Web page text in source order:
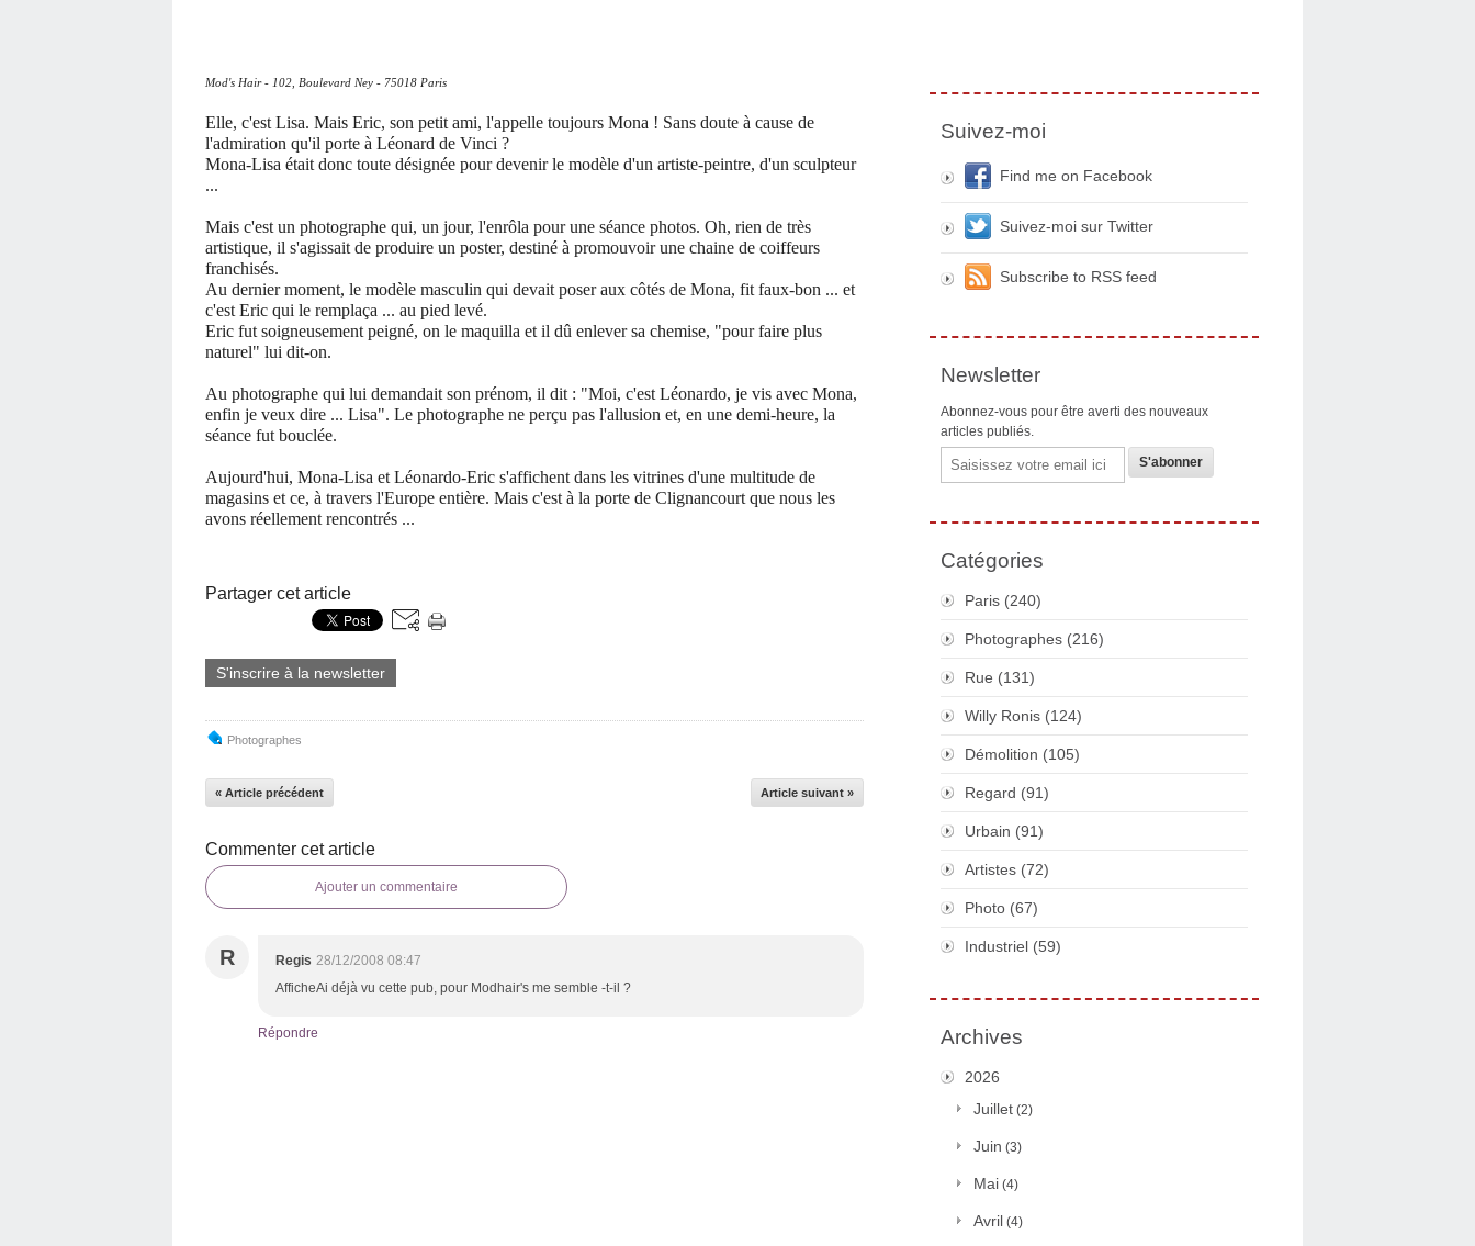
Mod's Hair - 102, Boulevard Ney - 75018 Paris
Elle, c'est Lisa. Mais Eric, son petit ami, l'appelle toujours Mona ! Sans doute à cause de
l'admiration qu'il porte à Léonard de Vinci ?
Mona-Lisa était donc toute désignée pour devenir le modèle d'un artiste-peintre, d'un sculpteur
...
Mais c'est un photographe qui, un jour, l'enrôla pour une séance photos. Oh, rien de très
artistique, il s'agissait de produire un poster, destiné à promouvoir une chaine de coiffeurs
franchisés.
Au dernier moment, le modèle masculin qui devait poser aux côtés de Mona, fit faux-bon ... et
c'est Eric qui le remplaça ... au pied levé.
Eric fut soigneusement peigné, on le maquilla et il dû enlever sa chemise, "pour faire plus
naturel" lui dit-on.
Au photographe qui lui demandait son prénom, il dit : "Moi, c'est Léonardo, je vis avec Mona,
enfin je veux dire ... Lisa". Le photographe ne perçu pas l'allusion et, en une demi-heure, la
séance fut bouclée.
Aujourd'hui, Mona-Lisa et Léonardo-Eric s'affichent dans les vitrines d'une multitude de
magasins et ce, à travers l'Europe entière. Mais c'est à la porte de Clignancourt que nous les
avons réellement rencontrés ...
Partager cet article
S'inscrire à la newsletter
Photographes
« Article précédent Article suivant »
Commenter cet article
Ajouter un commentaire
R Regis 28/12/2008 08:47
AfficheAi déjà vu cette pub, pour Modhair's me semble -t-il ?
Répondre
Suivez-moi
Find me on Facebook
Suivez-moi sur Twitter
Subscribe to RSS feed
Newsletter
Abonnez-vous pour être averti des nouveaux
articles publiés.
Email
Catégories
Paris (240)
Photographes (216)
Rue (131)
Willy Ronis (124)
Démolition (105)
Regard (91)
Urbain (91)
Artistes (72)
Photo (67)
Industriel (59)
Archives
2026
Juillet (2)
Juin (3)
Mai (4)
Avril (4)